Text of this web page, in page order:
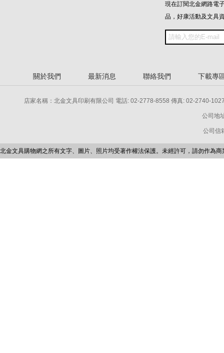
現在訂閱北金網路電
品，好康活動及文具
關於我們 最新消息 聯絡我們 下載專
店家名稱：北金文具印刷有限公司 電話: 02-2778-8558 傳真: 02-2740-
公司地
公司信
北金文具購物網之所有文字、圖片、照片均受著作權法保護。未經許可，請勿作為商